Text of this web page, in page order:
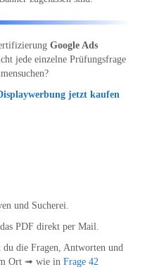
Google Ads
jede einzelne Prüfungsfrage
jetzt kaufen
und Sucherei.
PDF direkt per Mail.
die Fragen, Antworten und
Ort ➟ wie in Frage 42